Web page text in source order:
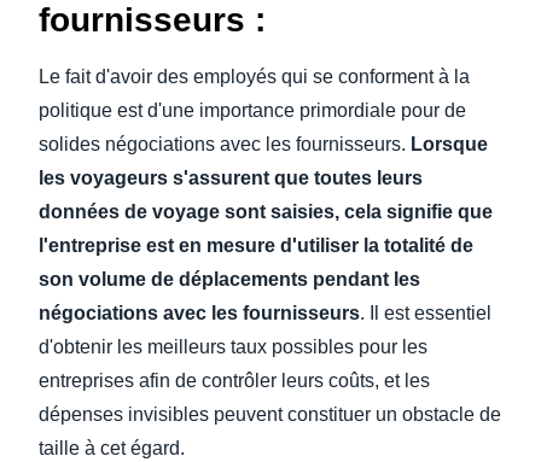
fournisseurs :
Le fait d'avoir des employés qui se conforment à la
politique est d'une importance primordiale pour de
solides négociations avec les fournisseurs. Lorsque
les voyageurs s'assurent que toutes leurs
données de voyage sont saisies, cela signifie que
l'entreprise est en mesure d'utiliser la totalité de
son volume de déplacements pendant les
négociations avec les fournisseurs. Il est essentiel
d'obtenir les meilleurs taux possibles pour les
entreprises afin de contrôler leurs coûts, et les
dépenses invisibles peuvent constituer un obstacle de
taille à cet égard.